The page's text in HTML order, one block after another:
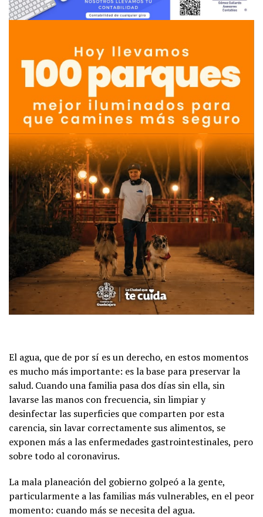
El agua, que de por sí es un derecho, en estos momentos
es mucho más importante: es la base para preservar la
salud. Cuando una familia pasa dos días sin ella, sin
lavarse las manos con frecuencia, sin limpiar y
desinfectar las superficies que comparten por esta
carencia, sin lavar correctamente sus alimentos, se
exponen más a las enfermedades gastrointestinales, pero
sobre todo al coronavirus.
La mala planeación del gobierno golpeó a la gente,
particularmente a las familias más vulnerables, en el peor
momento: cuando más se necesita del agua.